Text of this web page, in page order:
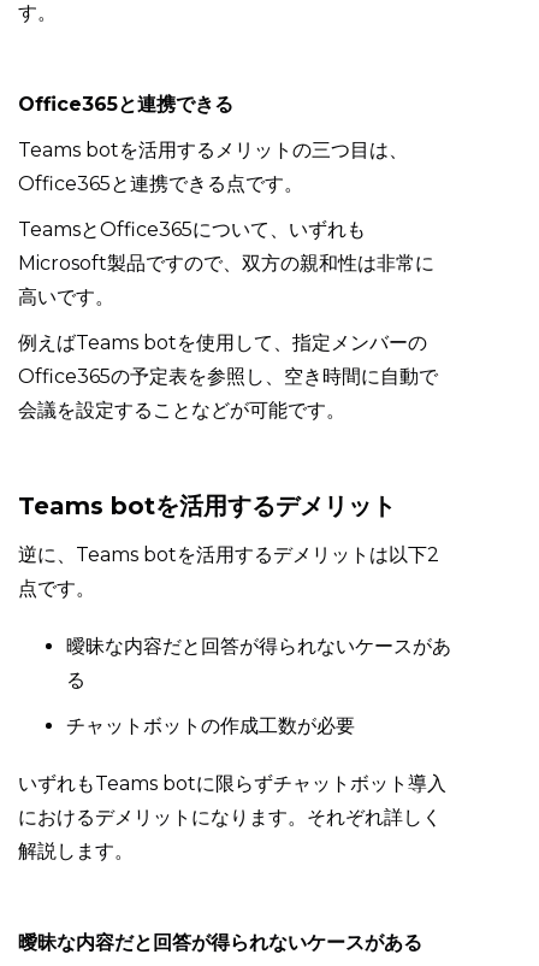
す。
Office365と連携できる
Teams botを活用するメリットの三つ目は、
Office365と連携できる点です。
TeamsとOffice365について、いずれも
Microsoft製品ですので、双方の親和性は非常に
高いです。
例えばTeams botを使用して、指定メンバーの
Office365の予定表を参照し、空き時間に自動で
会議を設定することなどが可能です。
Teams botを活用するデメリット
逆に、Teams botを活用するデメリットは以下2
点です。
曖昧な内容だと回答が得られないケースがあ
る
チャットボットの作成工数が必要
いずれもTeams botに限らずチャットボット導入
におけるデメリットになります。それぞれ詳しく
解説します。
曖昧な内容だと回答が得られないケースがある